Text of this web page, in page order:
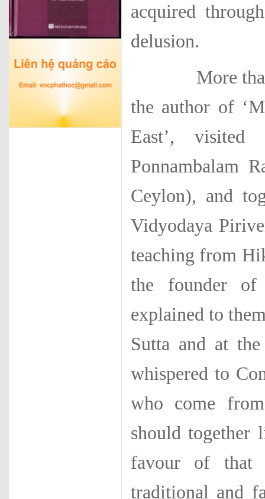
acquired
delusion.
More than
the author of
East’,
Ponnambalam
Ceylon), and
Vidyodaya
teaching from
the founder of
explained to
Sutta and at
whispered to
who come
should together
favour of that
traditional and